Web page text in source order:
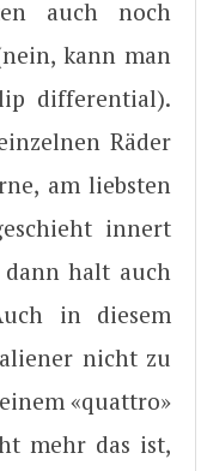
auch noch
kann man
differential).
Räder
am liebsten
innert
dann halt auch
in diesem
nicht zu
«quattro»
mehr das ist,